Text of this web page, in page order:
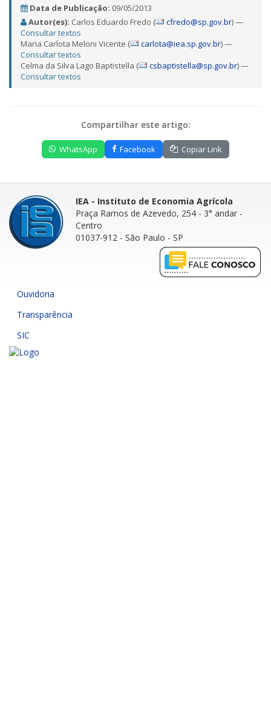
Data de Publicação: 09/05/2013
Autor(es): Carlos Eduardo Fredo ( cfredo@sp.gov.br) —
Consultar textos
Maria Carlota Meloni Vicente (
carlota@iea.sp.gov.br) —
Consultar textos
Celma da Silva Lago Baptistella (
csbaptistella@sp.gov.br) —
Consultar textos
Compartilhar este artigo:
WhatsApp Facebook Copiar Link
IEA - Instituto de Economia Agrícola
Praça Ramos de Azevedo, 254 - 3° andar -
Centro
01037-912 - São Paulo - SP
Ouvidoria
Transparência
SIC